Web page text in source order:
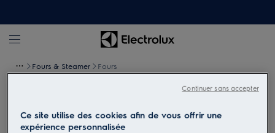
Fours & Steamer Fours
Fours
Le complice idéal quelle que soit la situation. Grâce à nos fours,
Ce site utilise des cookies afin de vous offrir une
expérience personnalisée
Continuer sans accepter